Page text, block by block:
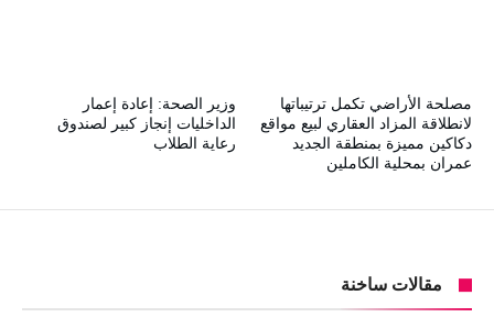
وزير الصحة: إعادة إعمار
الداخليات إنجاز كبير لصندوق
رعاية الطلاب
مصلحة الأراضي تكمل ترتيباتها
لانطلاقة المزاد العقاري لبيع مواقع
دكاكين مميزة بمنطقة الجديد
عمران بمحلية الكاملين
مقالات ساخنة